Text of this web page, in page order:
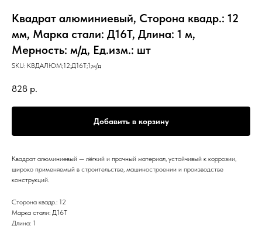
Квадрат алюминиевый, Сторона квадр.: 12
мм, Марка стали: Д16Т, Длина: 1 м,
Мерность: м/д, Ед.изм.: шт
SKU: КВДАЛЮМ;12;Д16Т;1;м/д
828 р.
Добавить в корзину
Квадрат алюминиевый — лёгкий и прочный материал, устойчивый к коррозии,
широко применяемый в строительстве, машиностроении и производстве
конструкций.
Сторона квадр.: 12
Марка стали: Д16Т
Длина: 1